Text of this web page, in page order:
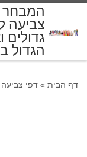
המבחר
צביעה
גדולים
הגדול
דף הבית » דפי